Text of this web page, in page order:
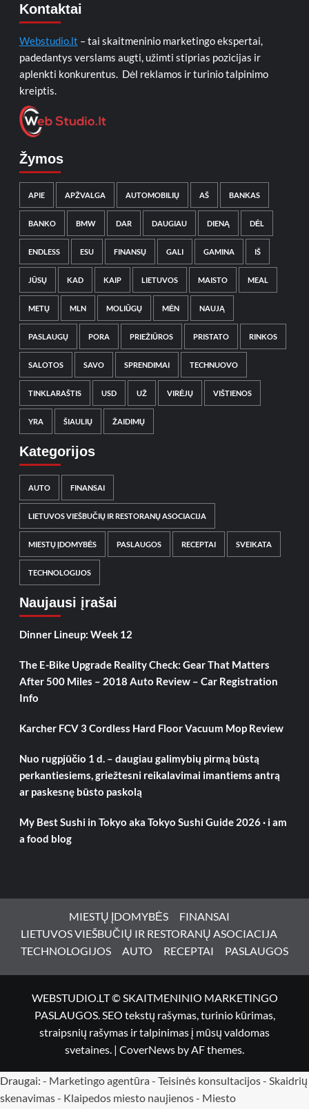
Kontaktai
Webstudio.lt – tai skaitmeninio marketingo ekspertai,
padedantys verslams augti, užimti stiprias pozicijas ir
aplenkti konkurentus. Dėl reklamos ir turinio talpinimo
kreiptis.
Žymos
APIE APŽVALGA AUTOMOBILIŲ AŠ BANKAS
BANKO BMW DAR DAUGIAU DIENĄ DĖL
ENDLESS ESU FINANSŲ GALI GAMINA IŠ
JŪSŲ KAD KAIP LIETUVOS MAISTO MEAL
METŲ MLN MOLIŪGŲ MĖN NAUJĄ
PASLAUGŲ PORA PRIEŽIŪROS PRISTATO RINKOS
SALOTOS SAVO SPRENDIMAI TECHNUOVO
TINKLARAŠTIS USD UŽ VIRĖJŲ VIŠTIENOS
YRA ŠIAULIŲ ŽAIDIMŲ
Kategorijos
AUTO FINANSAI
LIETUVOS VIEŠBUČIŲ IR RESTORANŲ ASOCIACIJA
MIESTŲ ĮDOMYBĖS PASLAUGOS RECEPTAI SVEIKATA
TECHNOLOGIJOS
Naujausi įrašai
Dinner Lineup: Week 12
The E-Bike Upgrade Reality Check: Gear That Matters
After 500 Miles – 2018 Auto Review – Car Registration
Info
Karcher FCV 3 Cordless Hard Floor Vacuum Mop Review
Nuo rugpjūčio 1 d. – daugiau galimybių pirmą būstą
perkantiesiems, griežtesni reikalavimai imantiems antrą
ar paskesnę būsto paskolą
My Best Sushi in Tokyo aka Tokyo Sushi Guide 2026 · i am
a food blog
MIESTŲ ĮDOMYBĖS
FINANSAI
LIETUVOS VIEŠBUČIŲ IR RESTORANŲ ASOCIACIJA
TECHNOLOGIJOS
AUTO RECEPTAI PASLAUGOS
WEBSTUDIO.LT © SKAITMENINIO MARKETINGO
PASLAUGOS. SEO tekstų rašymas, turinio kūrimas,
straipsnių rašymas ir talpinimas į mūsų valdomas
svetaines. | CoverNews by AF themes.
Draugai: - Marketingo agentūra - Teisinės konsultacijos- Skaidrių
skenavimas- Klaipedos miesto naujienos- Miesto